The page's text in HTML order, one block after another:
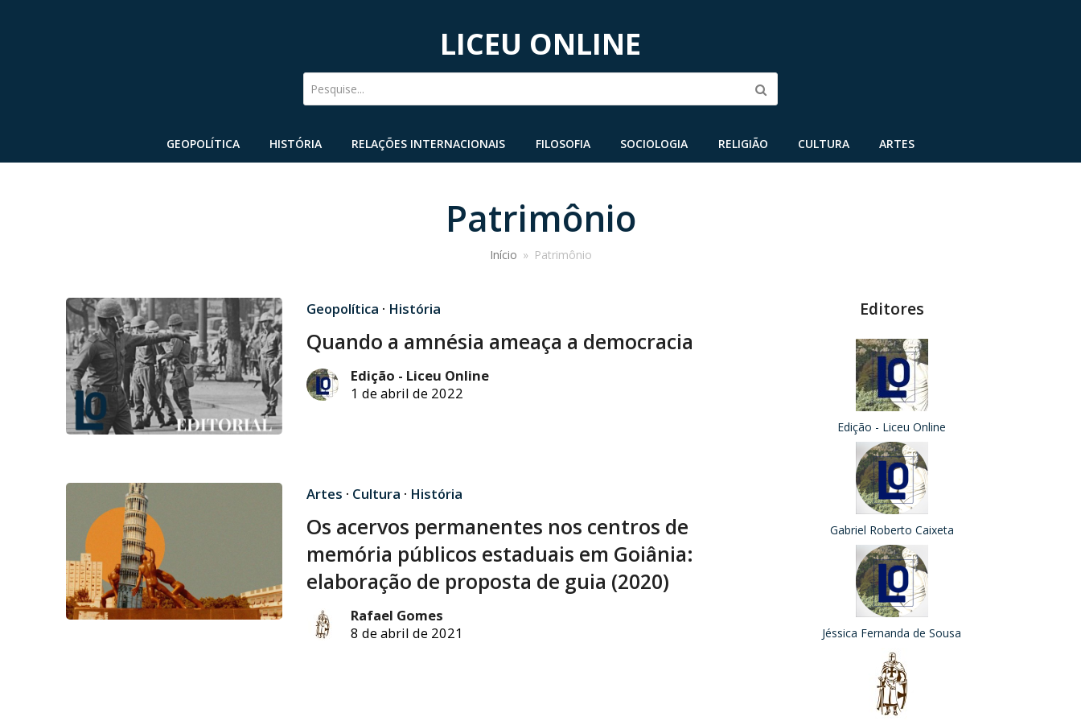
LICEU ONLINE
Pesquise...
GEOPOLÍTICA HISTÓRIA RELAÇÕES INTERNACIONAIS FILOSOFIA SOCIOLOGIA RELIGIÃO CULTURA ARTES
Patrimônio
Início » Patrimônio
Geopolítica · História
Quando a amnésia ameaça a democracia
Edição - Liceu Online
1 de abril de 2022
Artes · Cultura · História
Os acervos permanentes nos centros de
memória públicos estaduais em Goiânia:
elaboração de proposta de guia (2020)
Rafael Gomes
8 de abril de 2021
Editores
Edição - Liceu Online
Gabriel Roberto Caixeta
Jéssica Fernanda de Sousa